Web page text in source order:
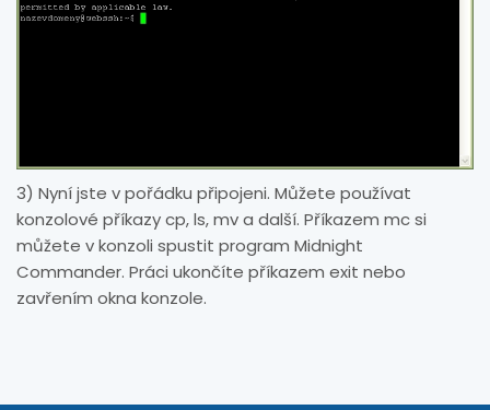
3) Nyní jste v pořádku připojeni. Můžete používat
konzolové příkazy cp, ls, mv a další. Příkazem mc si
můžete v konzoli spustit program Midnight
Commander. Práci ukončíte příkazem exit nebo
zavřením okna konzole.